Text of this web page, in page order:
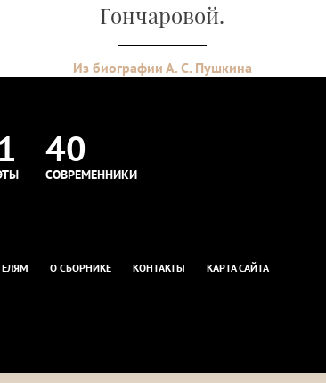
Гончаровой.
Из биографии А. С. Пушкина
40
СОВРЕМЕННИКИ
О СБОРНИКЕ КОНТАКТЫ КАРТА САЙТА